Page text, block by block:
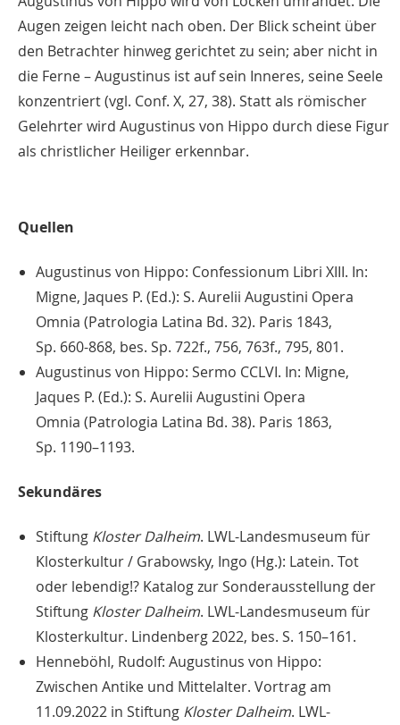
Augen zeigen leicht nach oben. Der Blick scheint über
den Betrachter hinweg gerichtet zu sein; aber nicht in
die Ferne – Augustinus ist auf sein Inneres, seine Seele
konzentriert (vgl. Conf. X, 27, 38). Statt als römischer
Gelehrter wird Augustinus von Hippo durch diese Figur
als christlicher Heiliger erkennbar.
Quellen
Augustinus von Hippo: Confessionum Libri XIII. In:
Migne, Jaques P. (Ed.): S. Aurelii Augustini Opera
Omnia (Patrologia Latina Bd. 32). Paris 1843,
Sp. 660-868, bes. Sp. 722f., 756, 763f., 795, 801.
Augustinus von Hippo: Sermo CCLVI. In: Migne,
Jaques P. (Ed.): S. Aurelii Augustini Opera
Omnia (Patrologia Latina Bd. 38). Paris 1863,
Sp. 1190–1193.
Sekundäres
Stiftung Kloster Dalheim. LWL-Landesmuseum für
Klosterkultur / Grabowsky, Ingo (Hg.): Latein. Tot
oder lebendig!? Katalog zur Sonderausstellung der
Stiftung Kloster Dalheim. LWL-Landesmuseum für
Klosterkultur. Lindenberg 2022, bes. S. 150–161.
Henneböhl, Rudolf: Augustinus von Hippo:
Zwischen Antike und Mittelalter. Vortrag am
11.09.2022 in Stiftung Kloster Dalheim. LWL-